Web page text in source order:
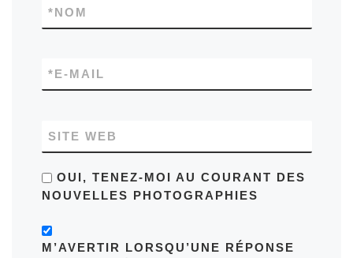
NOM
*
E-MAIL
*
SITE WEB
OUI, TENEZ-MOI AU COURANT DES
NOUVELLES PHOTOGRAPHIES
M’AVERTIR LORSQU’UNE RÉPONSE